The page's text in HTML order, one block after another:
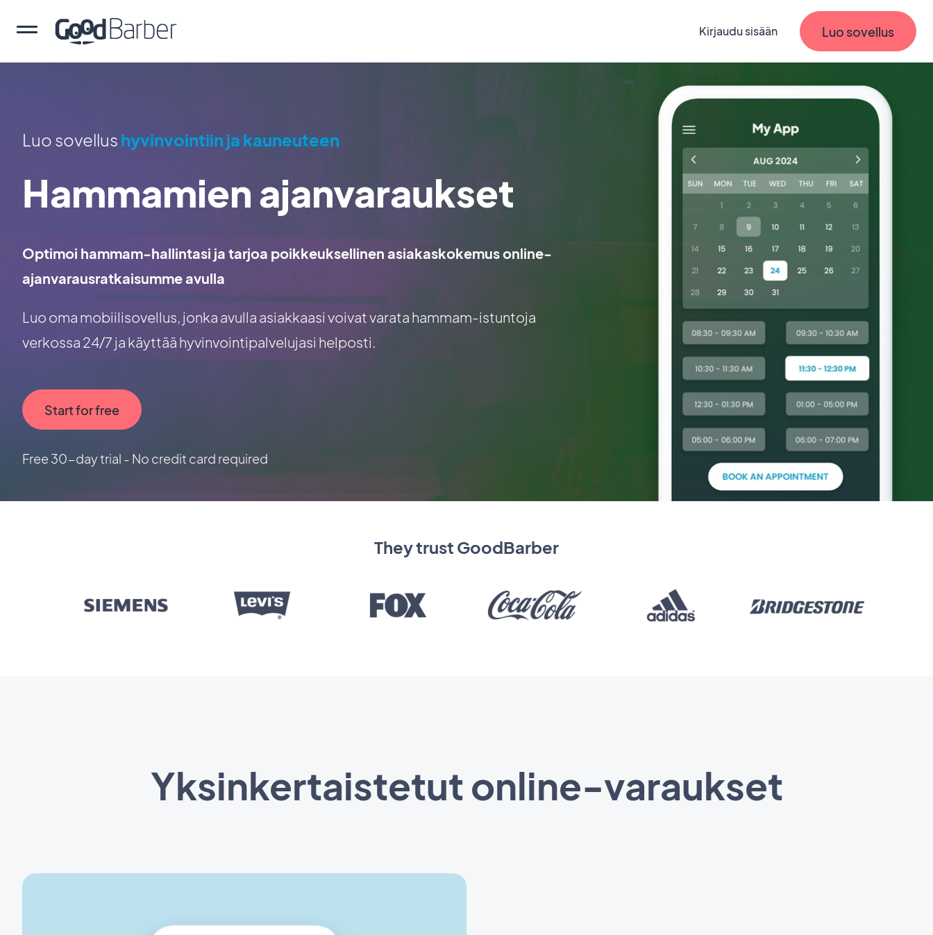
Kirjaudu sisään Luo sovellus
Luo sovellus hyvinvointiin ja kauneuteen
Hammamien ajanvaraukset
Optimoi hammam-hallintasi ja tarjoa poikkeuksellinen asiakaskokemus online-
ajanvarausratkaisumme avulla
Luo oma mobiilisovellus, jonka avulla asiakkaasi voivat varata hammam-istuntoja
verkossa 24/7 ja käyttää hyvinvointipalvelujasi helposti.
Start for free
Free 30-day trial - No credit card required
They trust GoodBarber
Yksinkertaistetut online-varaukset